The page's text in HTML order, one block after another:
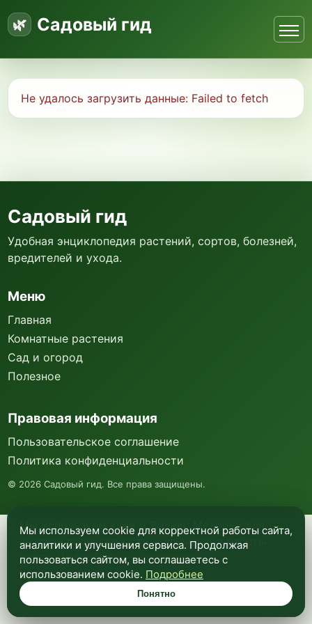
Садовый гид
Не удалось загрузить данные: Failed to fetch
Мы используем куки и Яндекс Метрику для
анализа посещаемости и улучшения работы
сайта. Подробнее —в политике
конфиденциальности.
Понятно
Садовый гид
Удобная энциклопедия растений, сортов, болезней,
вредителей и ухода.
Меню
Главная
Комнатные растения
Сад и огород
Полезное
Правовая информация
Пользовательское соглашение
Политика конфиденциальности
© 2026 Садовый гид. Все права защищены.
Мы используем cookie для корректной работы сайта,
аналитики и улучшения сервиса. Продолжая
пользоваться сайтом, вы соглашаетесь с
использованием cookie. Подробнее
Понятно